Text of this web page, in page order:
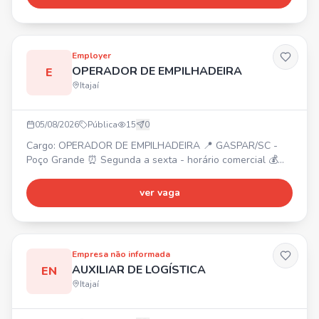
básico/intermediário, boa comunicação. Atividades:
E
Employer
OPERADOR DE EMPILHADEIRA
Itajaí
05/08/2026 Pública 15 0
Cargo: OPERADOR DE EMPILHADEIRA 📍 GASPAR/SC -
Poço Grande ⏰ Segunda a sexta - horário comercial 💰
no local, Vale transporte. Requisitos: Curso de
Empilhadeira. Funções: Operar empilhadeira, auxiliar na
ver vaga
EN
Empresa não informada
AUXILIAR DE LOGÍSTICA
Itajaí